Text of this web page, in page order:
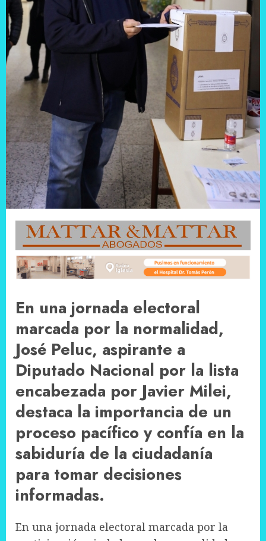
En una jornada electoral
marcada por la normalidad,
José Peluc, aspirante a
Diputado Nacional por la lista
encabezada por Javier Milei,
destaca la importancia de un
proceso pacífico y confía en la
sabiduría de la ciudadanía
para tomar decisiones
informadas.
En una jornada electoral marcada por la